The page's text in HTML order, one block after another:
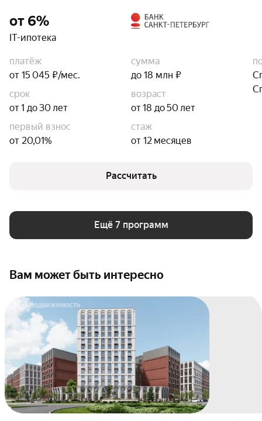
от 6%
IT-ипотека
платёж
от 15 045 ₽/мес.
сумма
до 18 млн ₽
срок
от 1 до 30 лет
возраст
от 18 до 50 лет
первый взнос
от 20,01%
стаж
от 12 месяцев
Рассчитать
Ещё 7 программ
Вам может быть интересно